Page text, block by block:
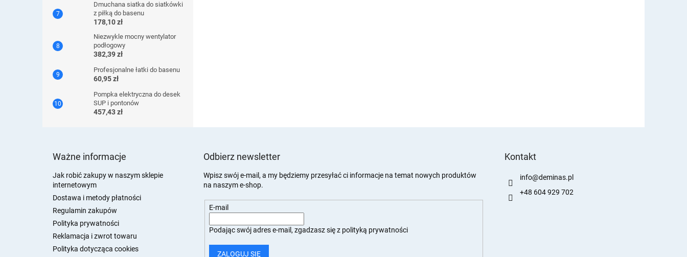
Dmuchana siatka do siatkówki
z piłką do basenu
178,10 zł
Niezwykle mocny wentylator
podłogowy
382,39 zł
Profesjonalne łatki do basenu
60,95 zł
Pompka elektryczna do desek
SUP i pontonów
457,43 zł
Ważne informacje
Jak robić zakupy w naszym sklepie
internetowym
Dostawa i metody płatności
Regulamin zakupów
Polityka prywatności
Reklamacja i zwrot towaru
Polityka dotycząca cookies
Odbierz newsletter
Wpisz swój e-mail, a my będziemy przesyłać ci informacje na temat nowych produktów
na naszym e-shop.
E-mail
Podając swój adres e-mail, zgadzasz się z polityką prywatności
ZALOGUJ SIĘ
Kontakt
info@deminas.pl
+48 604 929 702